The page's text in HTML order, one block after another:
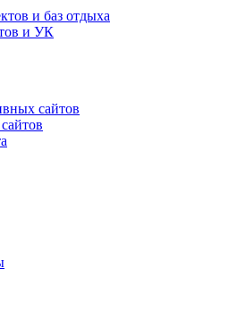
и баз отдыха
и УК
сайтов